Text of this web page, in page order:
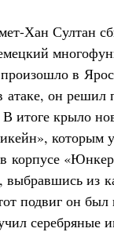
Хан Султан
в
атаке, он решил
итоге крыло
которым
корпусе
выбравшись из
подвиг он был
серебряные